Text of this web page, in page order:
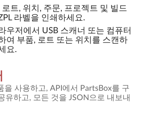
로트, 위치, 주문, 프로젝트 및 빌드
라벨을 인쇄하세요.
우저에서 USB 스캐너 또는 컴퓨터
여 부품, 로트 또는 위치를 스캔하
요.
을 사용하고, API에서 PartsBox를 구
유하고, 모든 것을 JSON으로 내보내